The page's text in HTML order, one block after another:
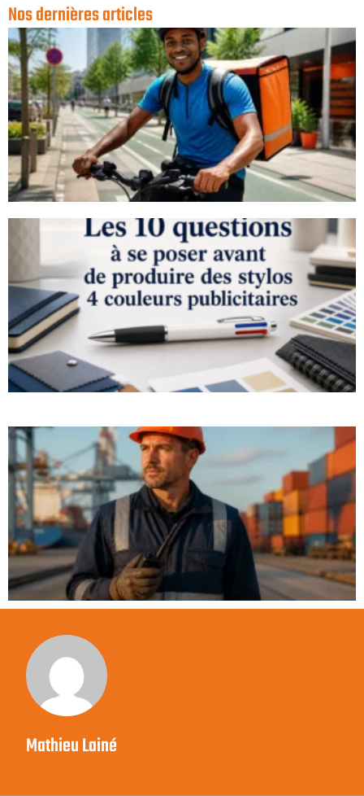
Nos dernières articles
Mathieu Lainé